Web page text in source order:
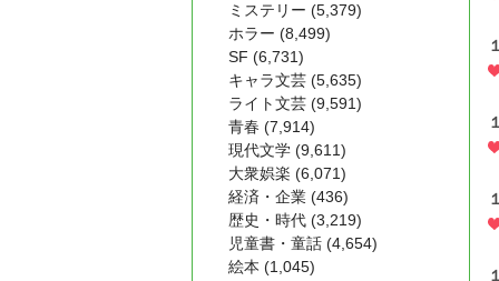
ミステリー (5,379)
ホラー (8,499)
SF (6,731)
キャラ文芸 (5,635)
ライト文芸 (9,591)
青春 (7,914)
現代文学 (9,611)
大衆娯楽 (6,071)
経済・企業 (436)
歴史・時代 (3,219)
児童書・童話 (4,654)
絵本 (1,045)